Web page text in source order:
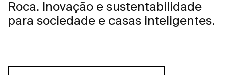
Roca. Inovação e sustentabilidade
para sociedade e casas inteligentes.